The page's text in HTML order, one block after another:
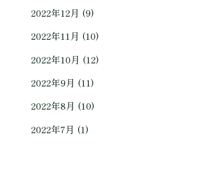
2022年12月 (9)
2022年11月 (10)
2022年10月 (12)
2022年9月 (11)
2022年8月 (10)
2022年7月 (1)